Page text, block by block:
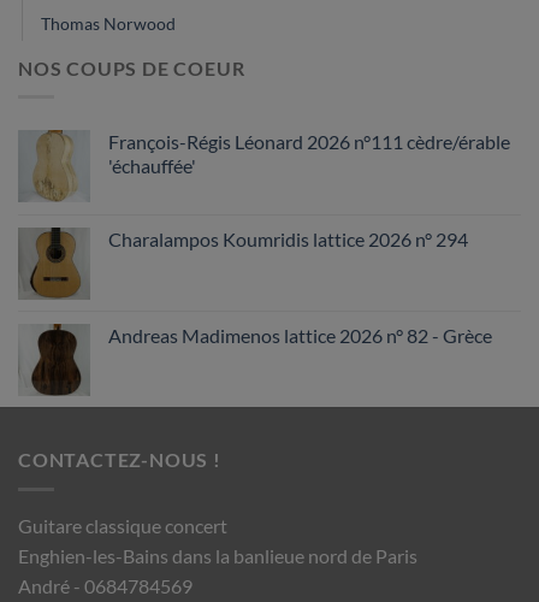
Thomas Norwood
NOS COUPS DE COEUR
François-Régis Léonard 2026 n°111 cèdre/érable
'échauffée'
Charalampos Koumridis lattice 2026 n° 294
Andreas Madimenos lattice 2026 n° 82 - Grèce
CONTACTEZ-NOUS !
Guitare classique concert
Enghien-les-Bains dans la banlieue nord de Paris
André - 0684784569